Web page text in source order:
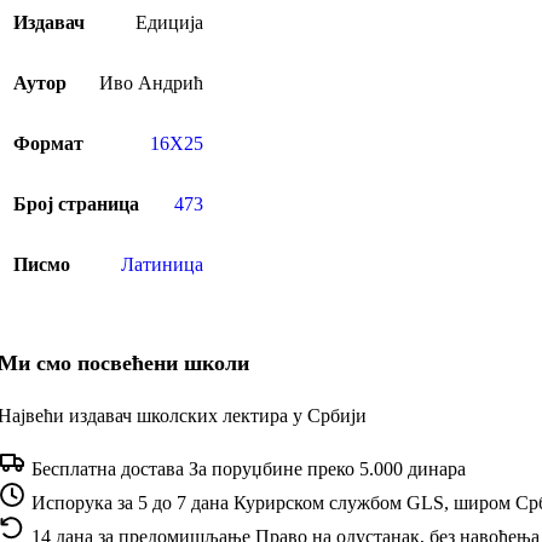
Издавач Едиција
Аутор Иво Андрић
Формат 16X25
Број страница 473
Писмо Латиница
смо посвећени школи
издавач школских лектира у Србији
Бесплатна достава За поруџбине преко 5.000 динара
Испорука за 5 до 7 дана Курирском службом GLS, широм
14 дана за предомишљање Право на одустанак, без навођења